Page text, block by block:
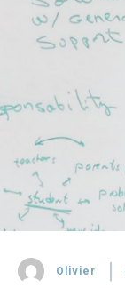
Olivier